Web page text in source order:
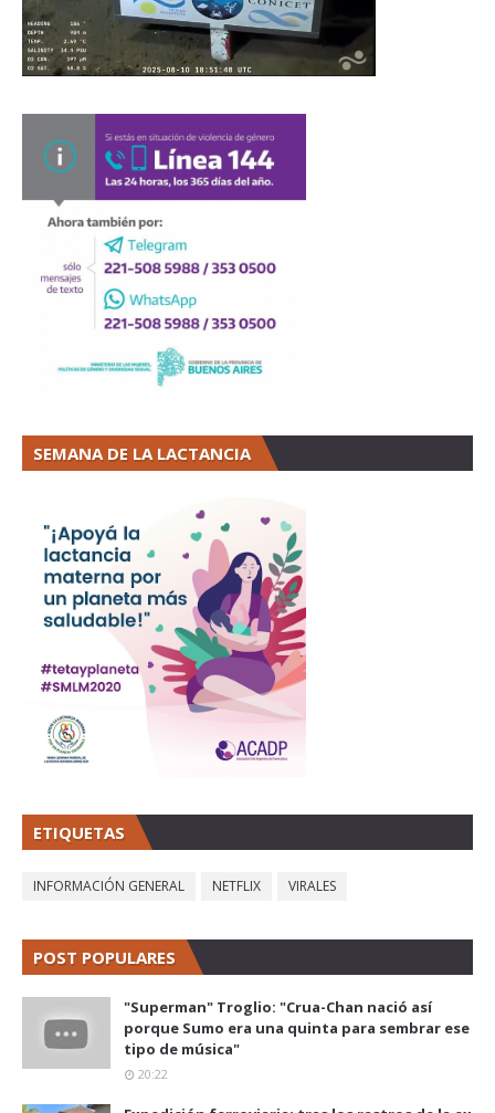
SEMANA DE LA LACTANCIA
ETIQUETAS
INFORMACIÓN GENERAL NETFLIX VIRALES
POST POPULARES
"Superman" Troglio: "Crua-Chan nació así
porque Sumo era una quinta para sembrar ese
tipo de música"
20:22